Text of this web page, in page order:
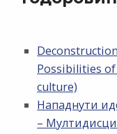
Possibilities
culture)
Нападнути
–